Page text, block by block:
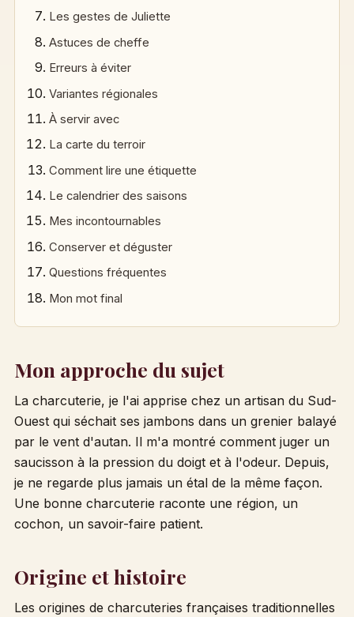
Les gestes de Juliette
Astuces de cheffe
Erreurs à éviter
Variantes régionales
À servir avec
La carte du terroir
Comment lire une étiquette
Le calendrier des saisons
Mes incontournables
Conserver et déguster
Questions fréquentes
Mon mot final
Mon approche du sujet
La charcuterie, je l'ai apprise chez un artisan du Sud-
Ouest qui séchait ses jambons dans un grenier balayé
par le vent d'autan. Il m'a montré comment juger un
saucisson à la pression du doigt et à l'odeur. Depuis,
je ne regarde plus jamais un étal de la même façon.
Une bonne charcuterie raconte une région, un
cochon, un savoir-faire patient.
Origine et histoire
Les origines de charcuteries françaises traditionnelles